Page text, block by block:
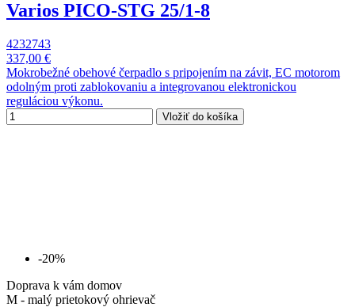
Varios PICO-STG 25/1-8
4232743
337,00 €
Mokrobežné obehové čerpadlo s pripojením na závit, EC motorom
odolným proti zablokovaniu a integrovanou elektronickou
reguláciou výkonu.
Vložiť do košíka
-20%
Doprava k vám domov
M - malý prietokový ohrievač